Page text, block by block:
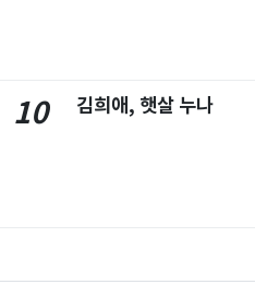
10 김희애, 햇살 누나